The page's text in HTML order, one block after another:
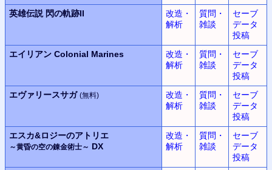
英雄伝説 閃の軌跡II
改造・
解析
質問・
雑談
セーブ
データ
投稿
エイリアン Colonial Marines
改造・
解析
質問・
雑談
セーブ
データ
投稿
エヴァリースサガ (無料)
改造・
解析
質問・
雑談
セーブ
データ
投稿
エスカ&ロジーのアトリエ
～黄昏の空の錬金術士～ DX
改造・
解析
質問・
雑談
セーブ
データ
投稿